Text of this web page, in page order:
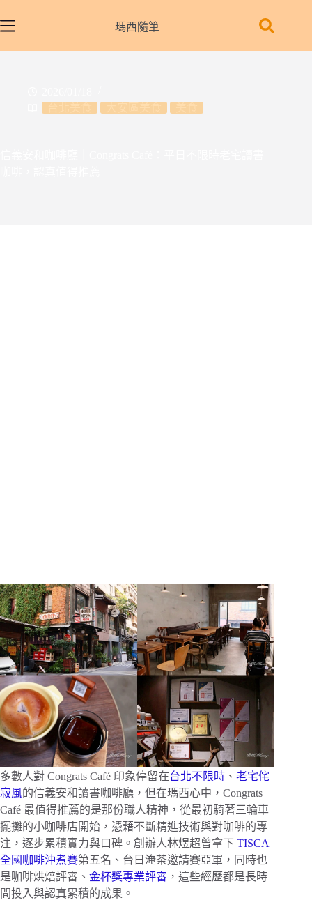
至
瑪西隨筆
多數人對 Congrats Café 印象停留在台北不限時 、 老宅侘
寂風的信義安和讀書咖啡廳，但在瑪西心中，Congrats
Café 最值得推薦的是那份職人精神，從最初騎著三輪車
擺攤的小咖啡店開始，憑藉不斷精進技術與對咖啡的專
注，逐步累積實力與口碑。創辦人林煜超曾拿下 TISCA
全國咖啡沖煮賽第五名、台日淹茶邀請賽亞軍，同時也
是咖啡烘焙評審、 金杯獎專業評審 ，這些經歷都是長時
間投入與認真累積的成果。